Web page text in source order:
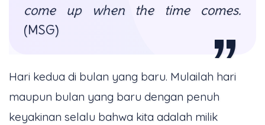
come up when the time comes.
(MSG)
Hari kedua di bulan yang baru. Mulailah hari
maupun bulan yang baru dengan penuh
keyakinan selalu bahwa kita adalah milik